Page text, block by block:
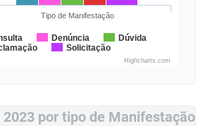
Denúncia
Dúvida
Solicitação
Tipo de Manifestação
Highcharts.com
2023 por tipo de Manifestação